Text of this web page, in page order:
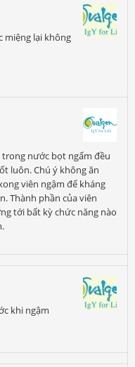
miệng lại không
nước bọt ngấm đều
luôn. Chú ý không ăn
viên ngậm để kháng
Thành phần của viên
tới bất kỳ chức năng nào
khi ngậm